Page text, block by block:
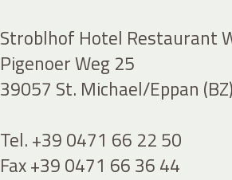
Stroblhof Hotel Restaurant
Pigenoer Weg 25
39057 St. Michael/Eppan
Tel. +39 0471 66 22 50
Fax +39 0471 66 36 44